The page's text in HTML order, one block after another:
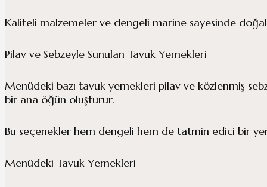
Kaliteli malzemeler ve dengeli marine sayesinde doğal
Pilav ve Sebzeyle Sunulan Tavuk Yemekleri
Menüdeki bazı tavuk yemekleri pilav ve közlenmiş
bir ana öğün oluşturur.
Bu seçenekler hem dengeli hem de tatmin edici bir
Menüdeki Tavuk Yemekleri